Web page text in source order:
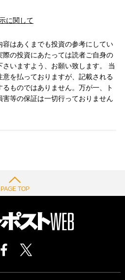
に関して
はあくまでも投資の参考にしてい
の投資にあたっては読者ご自身の
いますよう、お願い致します。 当
を払っておりますが、記載される
ものではありません。万が一、ト
等の保証は一切行っておりません
PAGE TOP